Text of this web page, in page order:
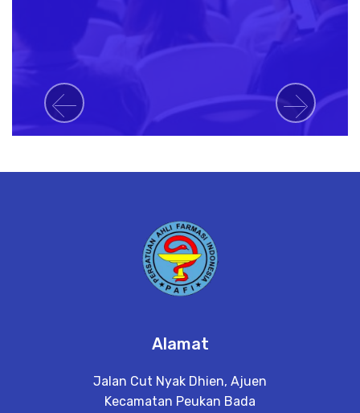
Previous Next
Alamat
Jalan Cut Nyak Dhien, Ajuen
Kecamatan Peukan Bada